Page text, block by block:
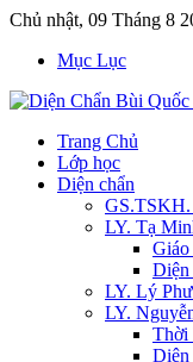
Chủ nhật, 09 Tháng 8
Mục Lục
Trang Chủ
Lớp học
Diện chẩn
GS.TSKH.
LY. Tạ
Diện
LY. Lý
LY.
Thời